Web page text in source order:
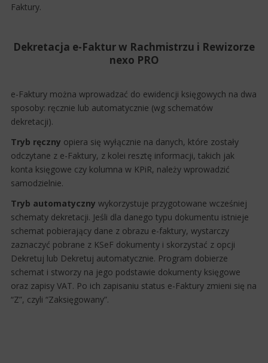
Faktury.
Dekretacja e-Faktur w Rachmistrzu i Rewizorze
nexo PRO
e-Faktury można wprowadzać do ewidencji księgowych na dwa
sposoby: ręcznie lub automatycznie (wg schematów
dekretacji).
Tryb ręczny opiera się wyłącznie na danych, które zostały
odczytane z e-Faktury, z kolei resztę informacji, takich jak
konta księgowe czy kolumna w KPiR, należy wprowadzić
samodzielnie.
Tryb automatyczny wykorzystuje przygotowane wcześniej
schematy dekretacji. Jeśli dla danego typu dokumentu istnieje
schemat pobierający dane z obrazu e-faktury, wystarczy
zaznaczyć pobrane z KSeF dokumenty i skorzystać z opcji
Dekretuj lub Dekretuj automatycznie. Program dobierze
schemat i stworzy na jego podstawie dokumenty księgowe
oraz zapisy VAT. Po ich zapisaniu status e-Faktury zmieni się na
“Z”, czyli “Zaksięgowany”.